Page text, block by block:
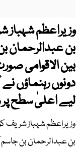
وزیراعظم شہباز
بن عبدالرحمان
بین الاقوامی
دونوں رہنماؤں
لیے اعلیٰ سطح پر
وزیراعظم شہباز شریف
بن عبدالرحمان بن